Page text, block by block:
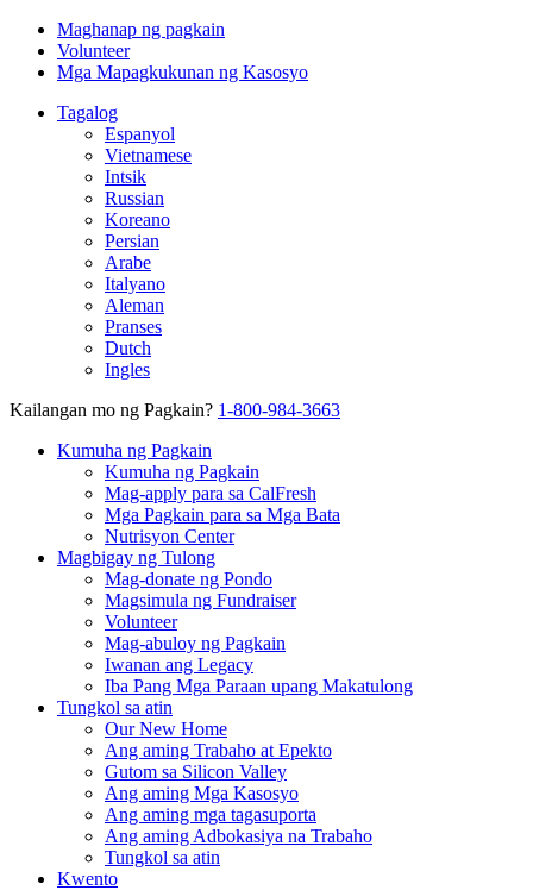
Maghanap ng pagkain
Volunteer
Mga Mapagkukunan ng Kasosyo
Tagalog
Espanyol
Vietnamese
Intsik
Russian
Koreano
Persian
Arabe
Italyano
Aleman
Pranses
Dutch
Ingles
Kailangan mo ng Pagkain? 1-800-984-3663
Kumuha ng Pagkain
Kumuha ng Pagkain
Mag-apply para sa CalFresh
Mga Pagkain para sa Mga Bata
Nutrisyon Center
Magbigay ng Tulong
Mag-donate ng Pondo
Magsimula ng Fundraiser
Volunteer
Mag-abuloy ng Pagkain
Iwanan ang Legacy
Iba Pang Mga Paraan upang Makatulong
Tungkol sa atin
Our New Home
Ang aming Trabaho at Epekto
Gutom sa Silicon Valley
Ang aming Mga Kasosyo
Ang aming mga tagasuporta
Ang aming Adbokasiya na Trabaho
Tungkol sa atin
Kwento